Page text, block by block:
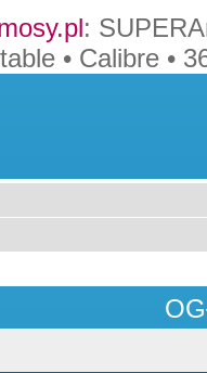
:
• Calibre •